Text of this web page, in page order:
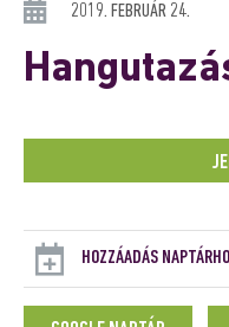
2019. FEBRUÁR 24.
HOZZÁADÁS